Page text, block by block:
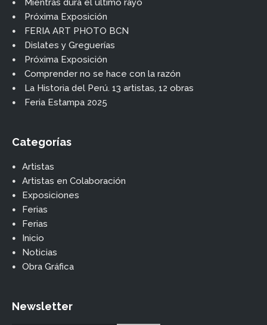
Mientras dura el último rayo
Próxima Exposición
FERIA ART PHOTO BCN
Dislates y Greguerías
Próxima Exposición
Comprender no se hace con la razón
La Historia del Perú. 13 artistas, 12 obras
Feria Estampa 2025
Categorías
Artistas
Artistas en Colaboración
Exposiciones
Ferias
Ferias
Inicio
Noticias
Obra Gráfica
Newsletter